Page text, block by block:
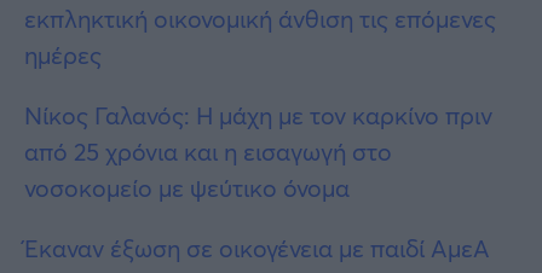
εκπληκτική οικονομική άνθιση τις επόμενες
ημέρες
Νίκος Γαλανός: Η μάχη με τον καρκίνο πριν
από 25 χρόνια και η εισαγωγή στο
νοσοκομείο με ψεύτικο όνομα
Έκαναν έξωση σε οικογένεια με παιδί ΑμεΑ